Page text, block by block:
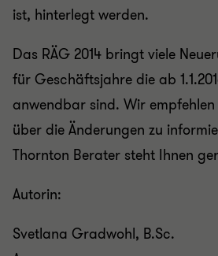
ist, hinterlegt werden.
Das RÄG 2014 bringt viele
für Geschäftsjahre die ab
anwendbar sind. Wir
über die Änderungen zu
Thornton Berater steht Ihnen
Autorin:
Svetlana Gradwohl, B.Sc.